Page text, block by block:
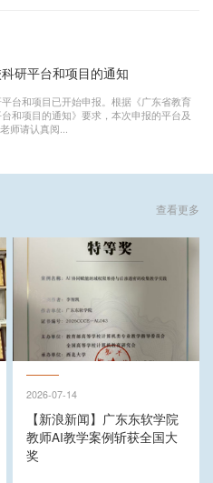
研平台和项目的通知
台和项目已开始申报。根据《广东省教育
和项目的通知》要求，本次申报的平台及
师请认真阅...
查看更多
2026-07-14
【新浪新闻】广东东软学院
教师AI教学案例斩获全国大
奖